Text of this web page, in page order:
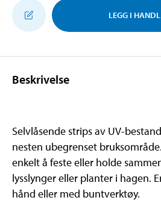
LEGG I
Beskrivelse
Selvlåsende strips av UV-
nesten ubegrenset
enkelt å feste eller holde
lysslynger eller planter i hagen.
hånd eller med buntverktøy.